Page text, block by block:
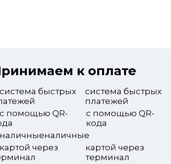
к оплате
система быстрых
платежей
с помощью QR-
кода
наличные
картой через
терминал